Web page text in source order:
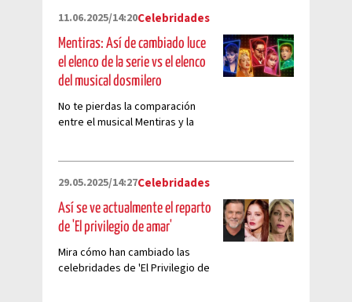
11.06.2025/14:20Celebridades
Mentiras: Así de cambiado luce
el elenco de la serie vs el elenco
del musical dosmilero
No te pierdas la comparación
entre el musical Mentiras y la
29.05.2025/14:27Celebridades
Así se ve actualmente el reparto
de 'El privilegio de amar'
Mira cómo han cambiado las
celebridades de 'El Privilegio de